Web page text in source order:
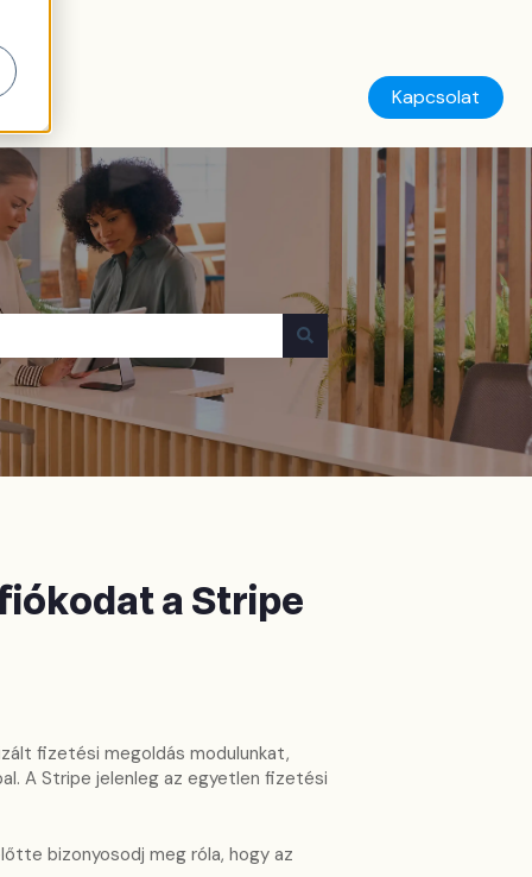
Kapcsolat
a Stripe
fizetési megoldás modulunkat,
A Stripe jelenleg az egyetlen fizetési
bizonyosodj meg róla, hogy az